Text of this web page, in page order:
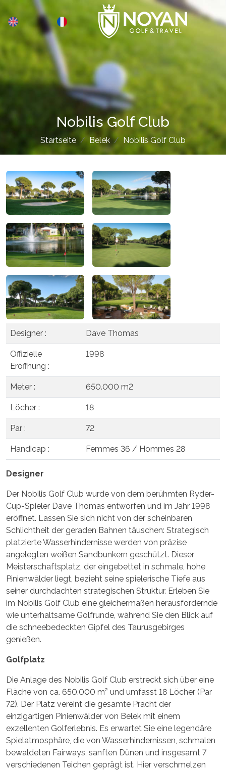
Nobilis Golf Club
Startseite Belek Nobilis Golf Club
Designer : Dave Thomas
Offizielle
Eröffnung :
1998
Meter : 650.000 m2
Löcher : 18
Par : 72
Handicap : Femmes 36 / Hommes 28
Designer
Der Nobilis Golf Club wurde von dem berühmten Ryder-
Cup-Spieler Dave Thomas entworfen und im Jahr 1998
eröffnet. Lassen Sie sich nicht von der scheinbaren
Schlichtheit der geraden Bahnen täuschen: Strategisch
platzierte Wasserhindernisse werden von präzise
angelegten weißen Sandbunkern geschützt. Dieser
Meisterschaftsplatz, der eingebettet in schmale, hohe
Pinienwälder liegt, bezieht seine spielerische Tiefe aus
seiner durchdachten strategischen Struktur. Erleben Sie
im Nobilis Golf Club eine gleichermaßen herausfordernde
wie unterhaltsame Golfrunde, während Sie den Blick auf
die schneebedeckten Gipfel des Taurusgebirges
genießen.
Golfplatz
Die Anlage des Nobilis Golf Club erstreckt sich über eine
Fläche von ca. 650.000 m² und umfasst 18 Löcher (Par
72). Der Platz vereint die gesamte Pracht der
einzigartigen Pinienwälder von Belek mit einem
exzellenten Golferlebnis. Es erwartet Sie eine legendäre
Spielatmosphäre, die von Wasserhindernissen, schmalen
bewaldeten Fairways, sanften Dünen und insgesamt 7
verschiedenen Teichen geprägt ist. Hier verschmelzen